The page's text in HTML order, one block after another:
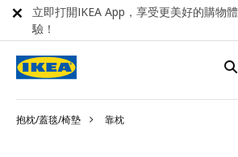
抱枕/蓋毯/椅墊 靠枕
立即打開IKEA App，享受更美好的購物體
驗！